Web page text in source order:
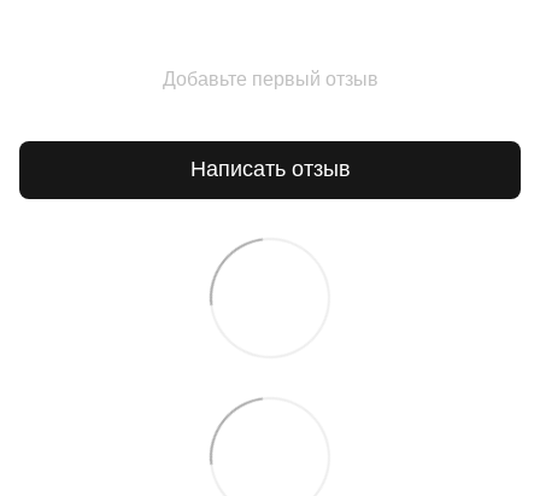
Добавьте первый отзыв
Написать отзыв